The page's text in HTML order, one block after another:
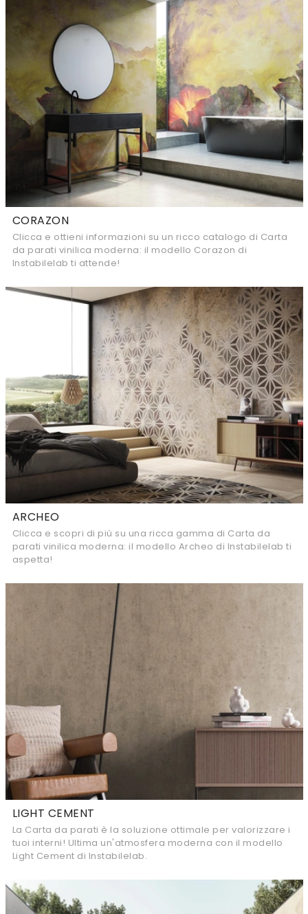
CORAZON
Clicca e ottieni informazioni su un ricco catalogo di Carta
da parati vinilica moderna: il modello Corazon di
Instabilelab ti attende!
ARCHEO
Clicca e scopri di più su una ricca gamma di Carta da
parati vinilica moderna: il modello Archeo di Instabilelab ti
aspetta!
LIGHT CEMENT
La Carta da parati è la soluzione ottimale per valorizzare i
tuoi interni! Ultima un'atmosfera moderna con il modello
Light Cement di Instabilelab.